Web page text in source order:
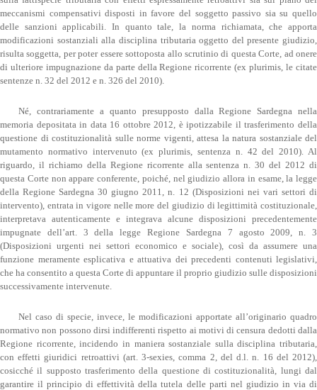
meccanismi compensativi disposti in favore del soggetto passivo sia su quello
delle sanzioni applicabili. In quanto tale, la norma richiamata, che apporta
modificazioni sostanziali alla disciplina tributaria oggetto del presente giudizio,
risulta soggetta, per poter essere sottoposta allo scrutinio di questa Corte, ad onere
di ulteriore impugnazione da parte della Regione ricorrente (ex plurimis, le citate
sentenze n. 32 del 2012 e n. 326 del 2010).
Né, contrariamente a quanto presupposto dalla Regione Sardegna nella
memoria depositata in data 16 ottobre 2012, è ipotizzabile il trasferimento della
questione di costituzionalità sulle norme vigenti, attesa la natura sostanziale del
mutamento normativo intervenuto (ex plurimis, sentenza n. 42 del 2010). Al
riguardo, il richiamo della Regione ricorrente alla sentenza n. 30 del 2012 di
questa Corte non appare conferente, poiché, nel giudizio allora in esame, la legge
della Regione Sardegna 30 giugno 2011, n. 12 (Disposizioni nei vari settori di
intervento), entrata in vigore nelle more del giudizio di legittimità costituzionale,
interpretava autenticamente e integrava alcune disposizioni precedentemente
impugnate dell’art. 3 della legge Regione Sardegna 7 agosto 2009, n. 3
(Disposizioni urgenti nei settori economico e sociale), così da assumere una
funzione meramente esplicativa e attuativa dei precedenti contenuti legislativi,
che ha consentito a questa Corte di appuntare il proprio giudizio sulle disposizioni
successivamente intervenute.
Nel caso di specie, invece, le modificazioni apportate all’originario quadro
normativo non possono dirsi indifferenti rispetto ai motivi di censura dedotti dalla
Regione ricorrente, incidendo in maniera sostanziale sulla disciplina tributaria,
con effetti giuridici retroattivi (art. 3-sexies, comma 2, del d.l. n. 16 del 2012),
cosicché il supposto trasferimento della questione di costituzionalità, lungi dal
garantire il principio di effettività della tutela delle parti nel giudizio in via di